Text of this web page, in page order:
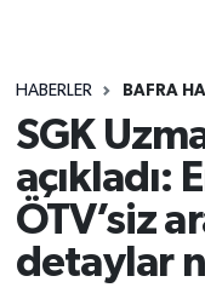
HABERLER BAFRA
SGK
açıkladı:
ÖTV’siz
detaylar